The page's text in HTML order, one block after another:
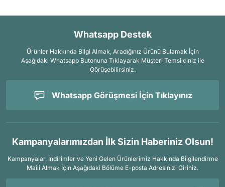
Whatsapp Destek
Ürünler Hakkında Bilgi Almak, Aradığınız Ürünü Bulamak İçin
Aşağıdaki Whatsapp Butonuna Tıklayarak Müşteri Temsilciniz ile
Görüşebilirsiniz.
Whatsapp Görüşmesi İçin Tıklayınız
Kampanyalarımızdan İlk Sizin Haberiniz Olsun!
Kampanyalar, İndirimler ve Yeni Gelen Ürünlerimiz Hakkında Bilgilendirme
Maili Almak İçin Aşağıdaki Bölüme E-posta Adresinizi Giriniz.